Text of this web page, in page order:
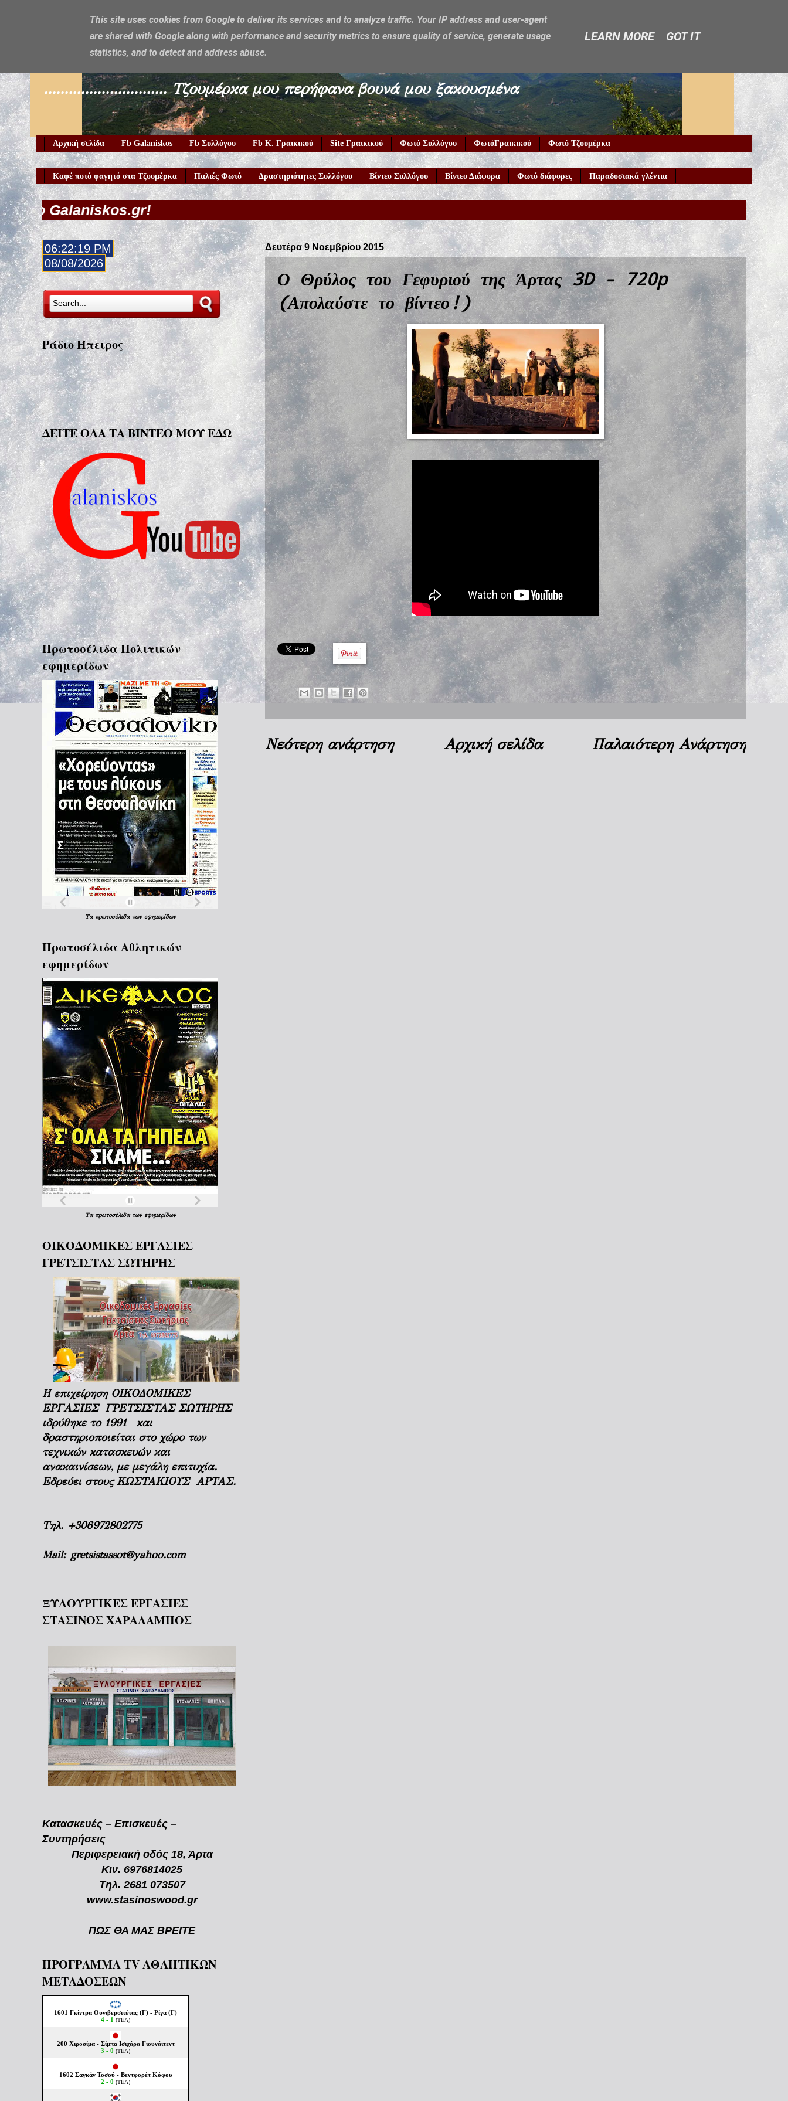
Galaniskos
.............................. Τζουμέρκα μου περήφανα βουνά μου ξακουσμένα
Αρχική σελίδα Fb Galaniskos Fb Συλλόγου Fb Κ. Γραικικού Site Γραικικού Φωτό Συλλόγου ΦωτόΓραικικού Φωτό Τζουμέρκα
Καφέ ποτό φαγητό στα Τζουμέρκα Παλιές Φωτό Δραστηριότητες Συλλόγου Βίντεο Συλλόγου Βίντεο Διάφορα Φωτό διάφορες Παραδοσιακά γλέντια
Δευτέρα 9 Νοεμβρίου 2015
Ο Θρύλος του Γεφυριού της Άρτας 3D - 720p
(Απολαύστε το βίντεο!)
Νεότερη ανάρτηση Παλαιότερη Ανάρτηση
Αρχική σελίδα
06:22:21 PM
08/08/2026
Ράδιο Ήπειρος
ΔΕΙΤΕ ΟΛΑ ΤΑ ΒΙΝΤΕΟ ΜΟΥ ΕΔΩ
Πρωτοσέλιδα Πολιτικών
εφημερίδων
Τα πρωτοσέλιδα των εφημερίδων
Πρωτοσέλιδα Aθλητικών
εφημερίδων
Τα πρωτοσέλιδα των εφημερίδων
ΟΙΚΟΔΟΜΙΚΕΣ ΕΡΓΑΣΙΕΣ
ΓΡΕΤΣΙΣΤΑΣ ΣΩΤΗΡΗΣ
Η επιχείρηση ΟΙΚΟΔΟΜΙΚΕΣ
ΕΡΓΑΣΙΕΣ ΓΡΕΤΣΙΣΤΑΣ ΣΩΤΗΡΗΣ
ιδρύθηκε το 1991 και
δραστηριοποιείται στο χώρο των
τεχνικών κατασκευών και
ανακαινίσεων, με μεγάλη επιτυχία.
Εδρεύει στους ΚΩΣΤΑΚΙΟΥΣ ΑΡΤΑΣ.
Τηλ. +306972802775
Mail: gretsistassot@yahoo.com
ΞΥΛΟΥΡΓΙΚΕΣ ΕΡΓΑΣΙΕΣ
ΣΤΑΣΙΝΟΣ ΧΑΡΑΛΑΜΠΟΣ
Κατασκευές – Επισκευές –
Συντηρήσεις
Περιφερειακή οδός 18, Άρτα
Κιν. 6976814025
Τηλ. 2681 073507
www.stasinoswood.gr
ΠΩΣ ΘΑ ΜΑΣ ΒΡΕΙΤΕ
ΠΡΟΓΡΑΜΜΑ TV ΑΘΛΗΤΙΚΩΝ
ΜΕΤΑΔΟΣΕΩΝ
This site uses cookies from Google to deliver its services and to analyze traffic. Your IP address and user-agent
are shared with Google along with performance and security metrics to ensure quality of service, generate usage
statistics, and to detect and address abuse.
LEARN MORE GOT IT